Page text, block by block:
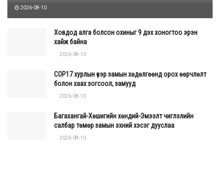
2026-08-10
Ховдод алга болсон охиныг 9 дэх хоногтоо эрэн
хайж байна
2026-08-10
COP17 хурлын үеэр замын хөдөлгөөнд орох өөрчлөлт
болон хаах зогсоол, замууд
2026-08-10
Багахангай-Хөшигийн хөндий-Эмээлт чиглэлийн
салбар төмөр замын эхний хэсэг дууслаа
2026-08-10